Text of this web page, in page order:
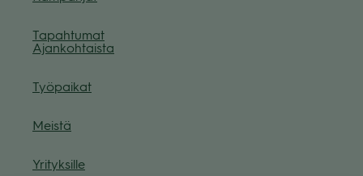
Tapah­tu­mat
Ajan­koh­taista
Työ­pai­kat
Meistä
Yri­tyk­sille